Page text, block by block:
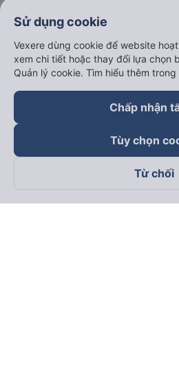
Theo dõi chúng tôi trên
Sử dụng cookie
Vexere dùng cookie để website
xem chi tiết hoặc thay đổi lựa chọn
Quản lý cookie. Tìm hiểu thêm trong
Chấp nhận
Tùy chọn
Từ chối